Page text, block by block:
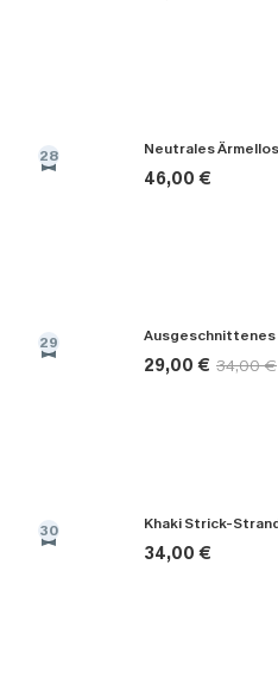
28
46,00 €
29 Ausgeschnittenes
29,00 € 34,00 €
30 Khaki Strick-
34,00 €